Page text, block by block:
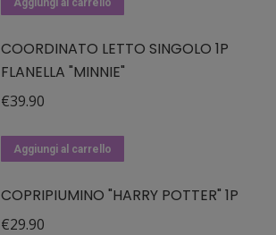
COORDINATO LETTO SINGOLO 1P
FLANELLA "MINNIE"
€39.90
Aggiungi al carrello
COPRIPIUMINO "HARRY POTTER" 1P
€29.90